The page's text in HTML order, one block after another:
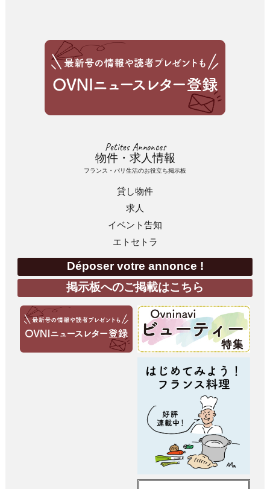
Petites Annonces
物件・求人情報
フランス・パリ生活のお役立ち掲示板
貸し物件
求人
イベント告知
エトセトラ
Déposer votre annonce !
掲示板へのご掲載はこちら